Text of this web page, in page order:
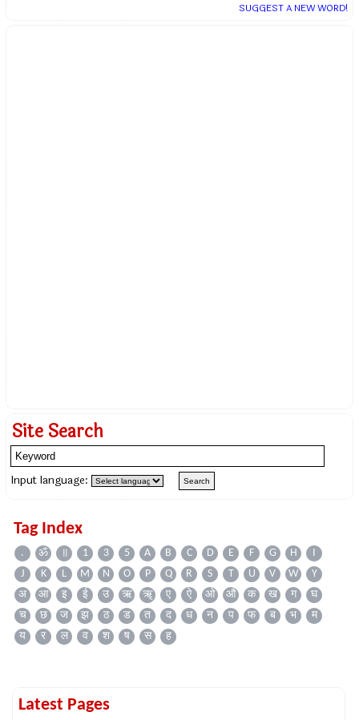
SUGGEST A NEW WORD!
Site Search
Input language:
Tag Index
. ॐ ॥ 1 3 5 A B C D E F G H
I
J
K L M N O P Q R S T U V W
Y
अ
आ इ ई उ ऋ ॠ ए ऐ ओ औ क ख ग
घ
च
छ ज झ ठ ड त द ध न प फ ब भ
म
य
र ल व श ष स ह
Latest Pages